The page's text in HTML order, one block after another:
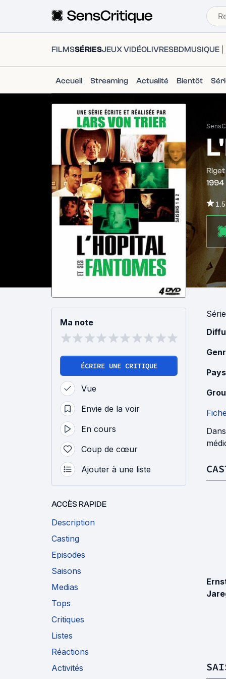
FILMSSÉRIESJEUX VIDÉOLIVRESBDMUSIQUE
Accueil Streaming Actualité Bientôt
Riget
1994
Ma note
ÉCRIRE UNE CRITIQUE
Vue
Envie de la voir
En cours
Coup de cœur
Ajouter à une liste
ACCÈS RAPIDE
Description
Casting
Episodes
Saisons
Medias
Tops
Critiques
Listes
Réactions
Activités
Série